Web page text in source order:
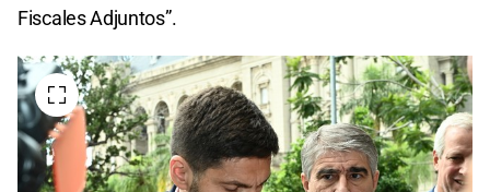
Fiscales Adjuntos”.